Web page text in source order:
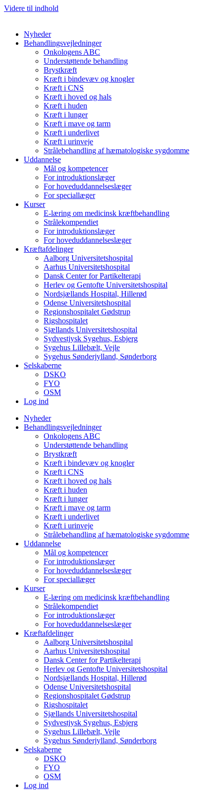
Videre til indhold
Nyheder
Behandlingsvejledninger
Onkologens ABC
Understøttende behandling
Brystkræft
Kræft i bindevæv og knogler
Kræft i CNS
Kræft i hoved og hals
Kræft i huden
Kræft i lunger
Kræft i mave og tarm
Kræft i underlivet
Kræft i urinveje
Strålebehandling af hæmatologiske sygdomme
Uddannelse
Mål og kompetencer
For introduktionslæger
For hoveduddannelseslæger
For speciallæger
Kurser
E-læring om medicinsk kræftbehandling
Strålekompendiet
For introduktionslæger
For hoveduddannelseslæger
Kræftafdelinger
Aalborg Universitetshospital
Aarhus Universitetshospital
Dansk Center for Partikelterapi
Herlev og Gentofte Universitetshospital
Nordsjællands Hospital, Hillerød
Odense Universitetshospital
Regionshospitalet Gødstrup
Rigshospitalet
Sjællands Universitetshospital
Sydvestjysk Sygehus, Esbjerg
Sygehus Lillebælt, Vejle
Sygehus Sønderjylland, Sønderborg
Selskaberne
DSKO
FYO
OSM
Log ind
Nyheder
Behandlingsvejledninger
Onkologens ABC
Understøttende behandling
Brystkræft
Kræft i bindevæv og knogler
Kræft i CNS
Kræft i hoved og hals
Kræft i huden
Kræft i lunger
Kræft i mave og tarm
Kræft i underlivet
Kræft i urinveje
Strålebehandling af hæmatologiske sygdomme
Uddannelse
Mål og kompetencer
For introduktionslæger
For hoveduddannelseslæger
For speciallæger
Kurser
E-læring om medicinsk kræftbehandling
Strålekompendiet
For introduktionslæger
For hoveduddannelseslæger
Kræftafdelinger
Aalborg Universitetshospital
Aarhus Universitetshospital
Dansk Center for Partikelterapi
Herlev og Gentofte Universitetshospital
Nordsjællands Hospital, Hillerød
Odense Universitetshospital
Regionshospitalet Gødstrup
Rigshospitalet
Sjællands Universitetshospital
Sydvestjysk Sygehus, Esbjerg
Sygehus Lillebælt, Vejle
Sygehus Sønderjylland, Sønderborg
Selskaberne
DSKO
FYO
OSM
Log ind